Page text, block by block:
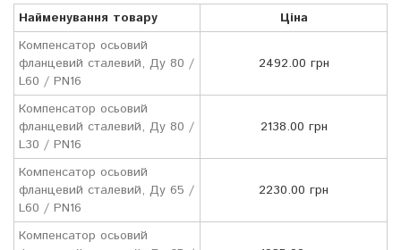
Найменування товару
Ціна
Компенсатор осьовий
фланцевий сталевий, Ду 80 /
L60 / PN16
2492.00 грн
Компенсатор осьовий
фланцевий сталевий, Ду 80 /
L30 / PN16
2138.00 грн
Компенсатор осьовий
фланцевий сталевий, Ду 65 /
L60 / PN16
2230.00 грн
Компенсатор осьовий